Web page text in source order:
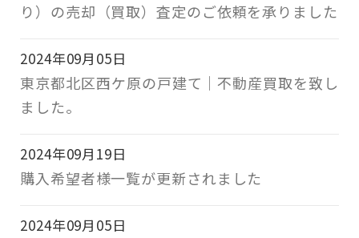
り）の売却（買取）査定のご依頼を承りました
2024年09月05日
東京都北区西ケ原の戸建て｜不動産買取を致し
ました。
2024年09月19日
購入希望者様一覧が更新されました
2024年09月05日